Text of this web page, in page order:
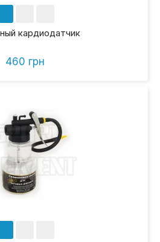
кардиодатчик
460 грн